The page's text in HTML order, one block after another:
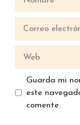
Guarda mi
este
comente.